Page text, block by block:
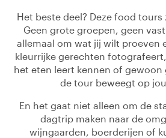
Het beste deel? Deze food
Geen grote groepen, geen
allemaal om wat jij wilt proeven
kleurrijke gerechten
het eten leert kennen of gewoon
de tour beweegt op
En het gaat niet alleen om de
dagtrip maken naar de
wijngaarden, boerderijen of